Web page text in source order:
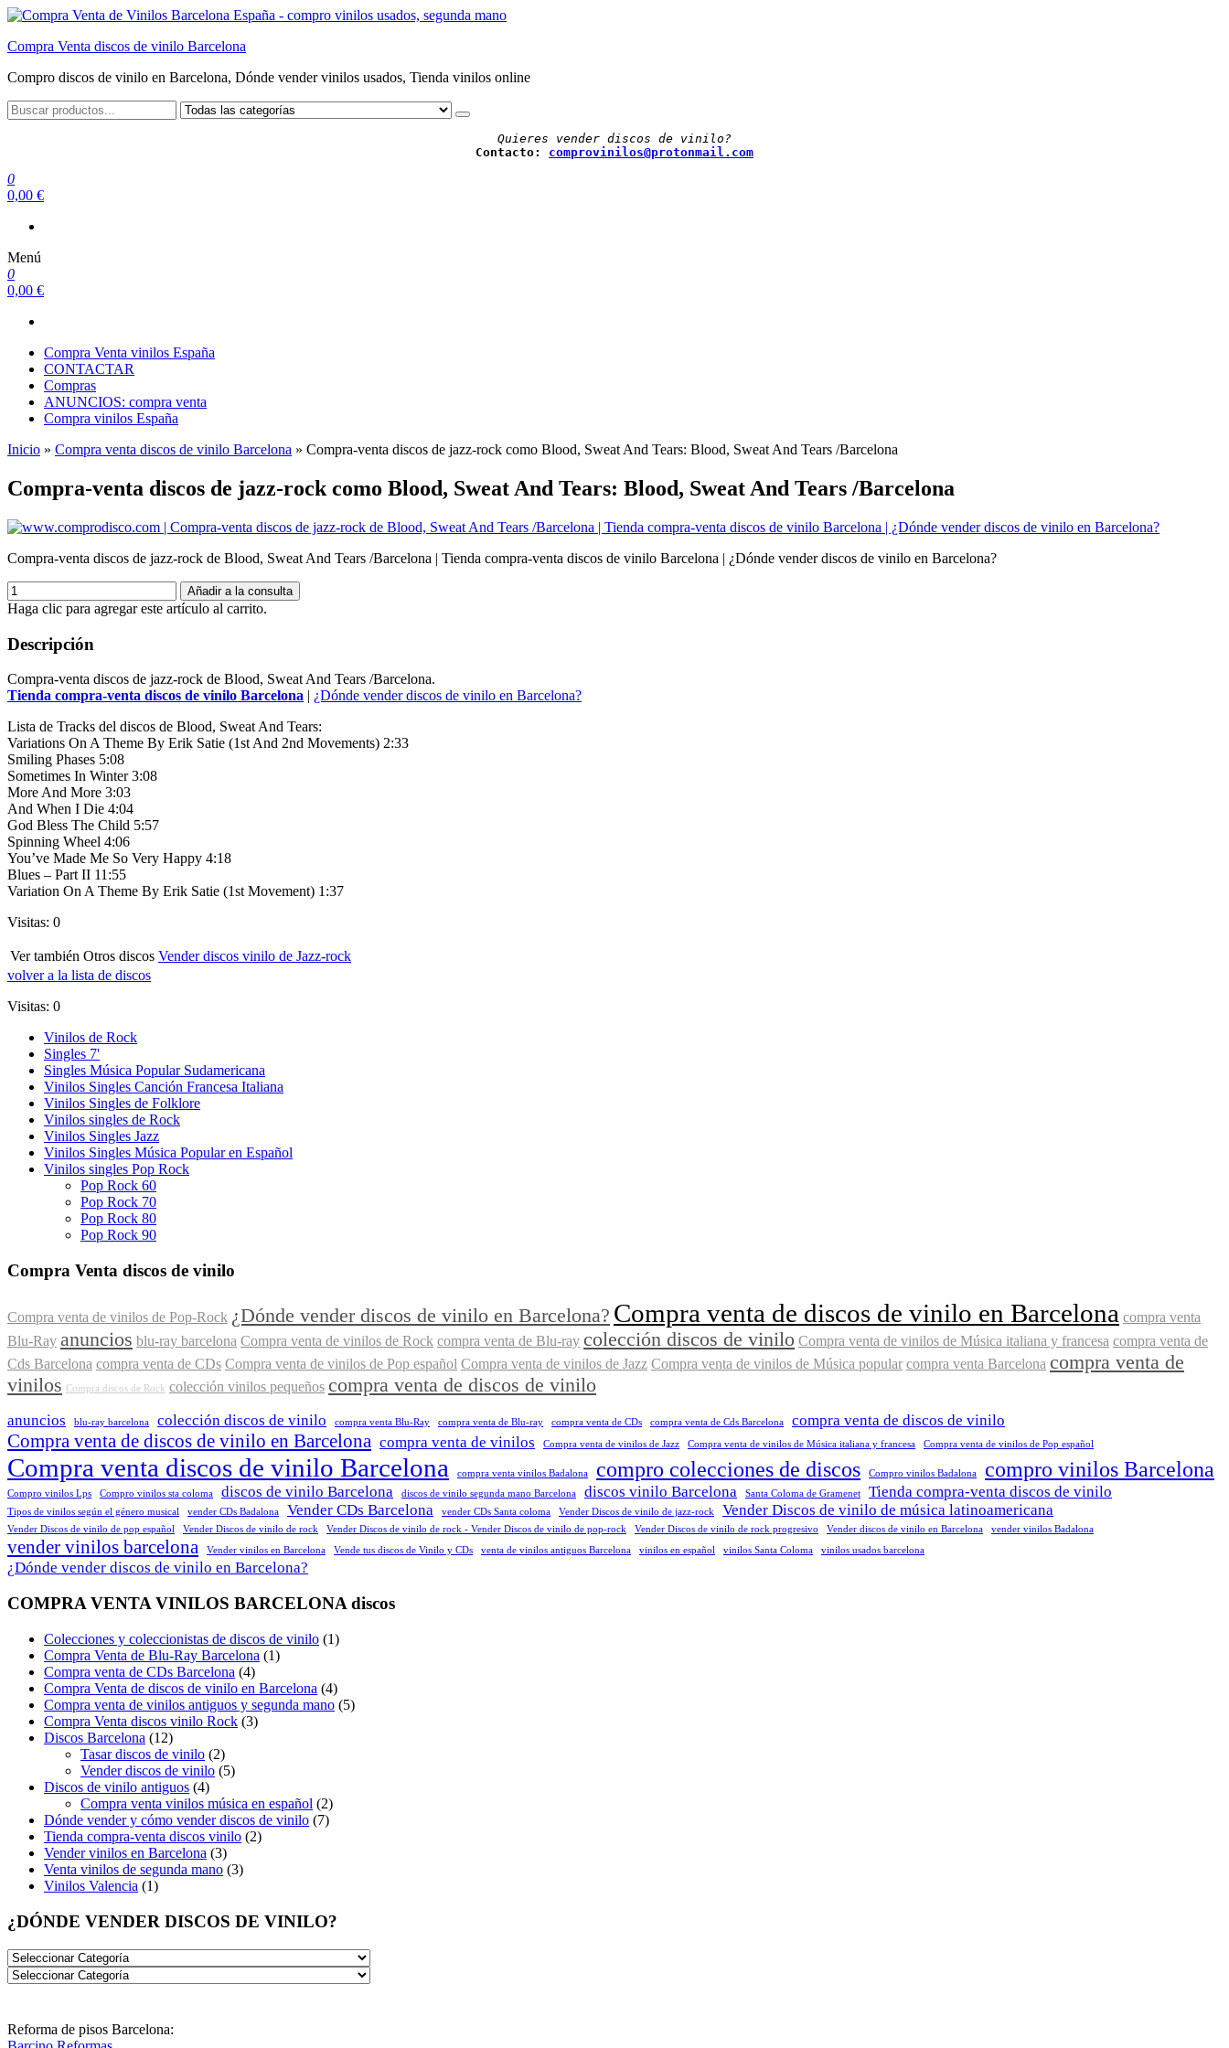
Saltar
contenido
Compra Venta discos de vinilo Barcelona
Compro discos de vinilo en Barcelona, Dónde vender vinilos usados, Tienda vinilos online
Quieres vender discos de vinilo?
Contacto: comprovinilos@protonmail.com
0
0,00 €
Menú
0
0,00 €
Compra Venta vinilos España
CONTACTAR
Compras
ANUNCIOS: compra venta
Compra vinilos España
Inicio » Compra venta discos de vinilo Barcelona » Compra-venta discos de jazz-rock como Blood, Sweat And Tears: Blood, Sweat And Tears /Barcelona
Compra-venta discos de jazz-rock como Blood, Sweat And Tears: Blood, Sweat And Tears /Barcelona
Compra-venta discos de jazz-rock de Blood, Sweat And Tears /Barcelona | Tienda compra-venta discos de vinilo Barcelona | ¿Dónde vender discos de vinilo en Barcelona?
Añadir a la consulta
Haga clic para agregar este artículo al carrito.
Descripción
Compra-venta discos de jazz-rock de Blood, Sweat And Tears /Barcelona.
Tienda compra-venta discos de vinilo Barcelona | ¿Dónde vender discos de vinilo en Barcelona?
Lista de Tracks del discos de Blood, Sweat And Tears:
Variations On A Theme By Erik Satie (1st And 2nd Movements) 2:33
Smiling Phases 5:08
Sometimes In Winter 3:08
More And More 3:03
And When I Die 4:04
God Bless The Child 5:57
Spinning Wheel 4:06
You’ve Made Me So Very Happy 4:18
Blues – Part II 11:55
Variation On A Theme By Erik Satie (1st Movement) 1:37
Visitas: 0
Ver también Otros discos Vender discos vinilo de Jazz-rock
volver a la lista de discos
Visitas: 0
Vinilos de Rock
Singles 7'
Singles Música Popular Sudamericana
Vinilos Singles Canción Francesa Italiana
Vinilos Singles de Folklore
Vinilos singles de Rock
Vinilos Singles Jazz
Vinilos Singles Música Popular en Español
Vinilos singles Pop Rock
Pop Rock 60
Pop Rock 70
Pop Rock 80
Pop Rock 90
Compra Venta discos de vinilo
Compra venta de vinilos de Pop-Rock ¿Dónde vender discos de vinilo en Barcelona? Compra venta de discos de vinilo en Barcelona compra venta
Blu-Ray anuncios blu-ray barcelona Compra venta de vinilos de Rock compra venta de Blu-ray colección discos de vinilo Compra venta de vinilos de Música italiana y francesa compra venta de
Cds Barcelona compra venta de CDs Compra venta de vinilos de Pop español Compra venta de vinilos de Jazz Compra venta de vinilos de Música popular compra venta Barcelona compra venta de
vinilos Compra discos de Rock colección vinilos pequeños compra venta de discos de vinilo
anuncios blu-ray barcelona colección discos de vinilo compra venta Blu-Ray compra venta de Blu-ray compra venta de CDs compra venta de Cds Barcelona compra venta de discos de vinilo
Compra venta de discos de vinilo en Barcelona compra venta de vinilos Compra venta de vinilos de Jazz Compra venta de vinilos de Música italiana y francesa Compra venta de vinilos de Pop español
Compra venta discos de vinilo Barcelona compra venta vinilos Badalona compro colecciones de discos Compro vinilos Badalona compro vinilos Barcelona
Compro vinilos Lps Compro vinilos sta coloma discos de vinilo Barcelona discos de vinilo segunda mano Barcelona discos vinilo Barcelona Santa Coloma de Gramenet Tienda compra-venta discos de vinilo
Tipos de vinilos según el género musical vender CDs Badalona Vender CDs Barcelona vender CDs Santa coloma Vender Discos de vinilo de jazz-rock Vender Discos de vinilo de música latinoamericana
Vender Discos de vinilo de pop español Vender Discos de vinilo de rock Vender Discos de vinilo de rock - Vender Discos de vinilo de pop-rock Vender Discos de vinilo de rock progresivo Vender discos de vinilo en Barcelona vender vinilos Badalona
vender vinilos barcelona Vender vinilos en Barcelona Vende tus discos de Vinilo y CDs venta de vinilos antiguos Barcelona vinilos en español vinilos Santa Coloma vinilos usados barcelona
¿Dónde vender discos de vinilo en Barcelona?
COMPRA VENTA VINILOS BARCELONA discos
Colecciones y coleccionistas de discos de vinilo (1)
Compra Venta de Blu-Ray Barcelona (1)
Compra venta de CDs Barcelona (4)
Compra Venta de discos de vinilo en Barcelona (4)
Compra venta de vinilos antiguos y segunda mano (5)
Compra Venta discos vinilo Rock (3)
Discos Barcelona (12)
Tasar discos de vinilo (2)
Vender discos de vinilo (5)
Discos de vinilo antiguos (4)
Compra venta vinilos música en español (2)
Dónde vender y cómo vender discos de vinilo (7)
Tienda compra-venta discos vinilo (2)
Vender vinilos en Barcelona (3)
Venta vinilos de segunda mano (3)
Vinilos Valencia (1)
¿DÓNDE VENDER DISCOS DE VINILO?
Reforma de pisos Barcelona: